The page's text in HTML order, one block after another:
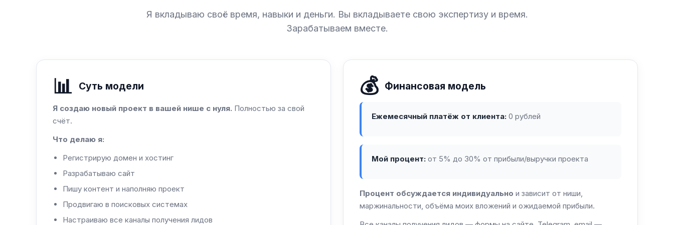
Я вкладываю своё время, навыки и деньги. Вы вкладываете свою экспертизу и время.
Зарабатываем вместе.
📊 Суть модели
Я создаю новый проект в вашей нише с нуля. Полностью за свой
счёт.
Что делаю я:
Регистрирую домен и хостинг
Разрабатываю сайт
Пишу контент и наполняю проект
Продвигаю в поисковых системах
Настраиваю все каналы получения лидов
💰 Финансовая модель
Ежемесячный платёж от клиента: 0 рублей
Мой процент: от 5% до 30% от прибыли/выручки проекта
Процент обсуждается индивидуально и зависит от ниши,
маржинальности, объёма моих вложений и ожидаемой прибыли.